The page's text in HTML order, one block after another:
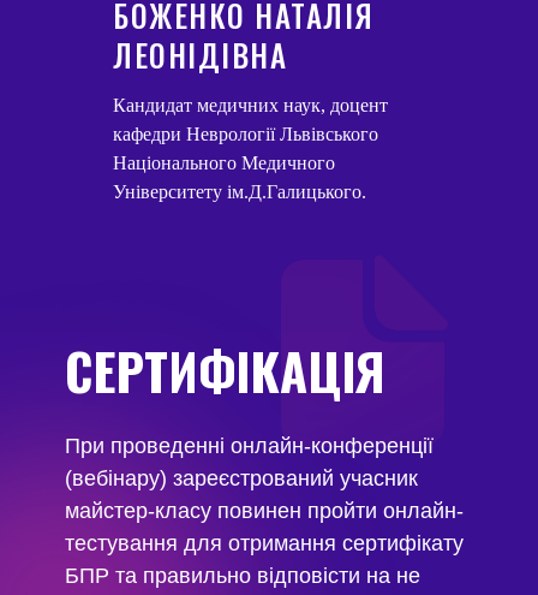
БОЖЕНКО НАТАЛІЯ
ЛЕОНІДІВНА
Кандидат медичних наук, доцент
кафедри Неврології Львівського
Національного Медичного
Університету ім.Д.Галицького.
СЕРТИФІКАЦІЯ
При проведенні онлайн-конференції
(вебінару) зареєстрований учасник
майстер-класу повинен пройти онлайн-
тестування для отримання сертифікату
БПР та правильно відповісти на не